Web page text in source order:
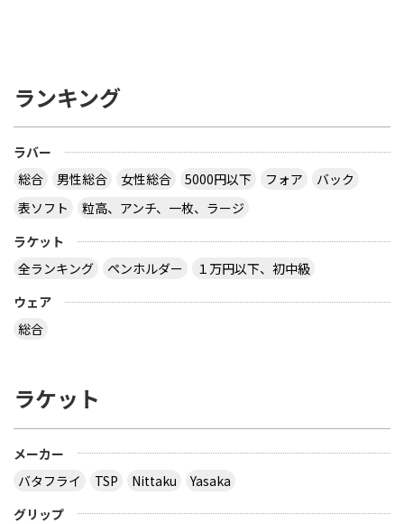
ランキング
ラバー
総合
男性総合 女性総合 5000円以下 フォア
バック
表ソフト
粒高、アンチ、一枚、ラージ
ラケット
全ランキング
ペンホルダー
１万円以下、初中級
ウェア
総合
ラケット
メーカー
バタフライ
TSP Nittaku
Yasaka
グリップ